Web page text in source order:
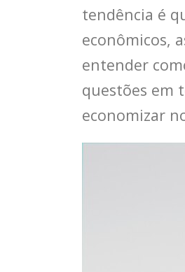
tendência é
econômicos,
entender
questões em
economizar